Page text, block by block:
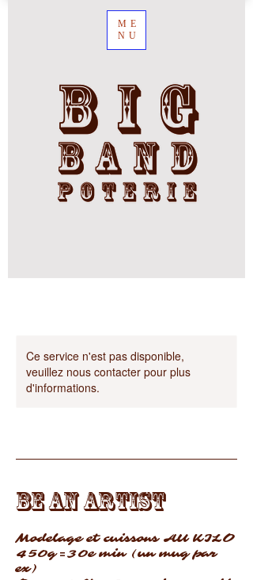
ME
NU
Ce service n'est pas disponible,
veuillez nous contacter pour plus
d'informations.
BE AN ARTIST
Modelage et cuissons AU KILO
450g=30e min (un mug par
ex)